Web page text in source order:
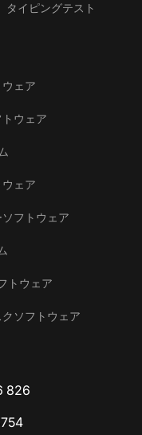
タイピングテスト
ェア
ウェア
ェア
フトウェア
トウェア
ソフトウェア
826